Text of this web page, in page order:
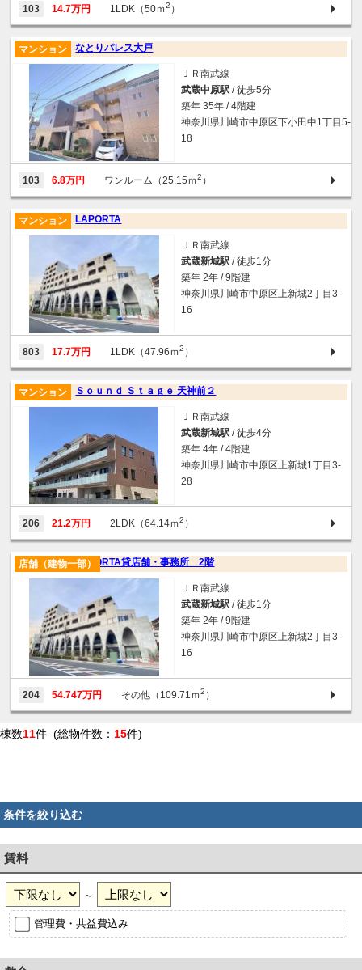
103 14.7万円 1LDK（50ｍ2 ）
なとりパレス大戸
マンション
ＪＲ南武線
武蔵中原駅 / 徒歩5分
築年 35年 / 4階建
神奈川県川崎市中原区下小田中1丁目5-
18
103 6.8万円 ワンルーム（25.15ｍ2 ）
LAPORTA
マンション
ＪＲ南武線
武蔵新城駅 / 徒歩1分
築年 2年 / 9階建
神奈川県川崎市中原区上新城2丁目3-
16
803 17.7万円 1LDK（47.96ｍ2 ）
Ｓｏｕｎｄ Ｓｔａｇｅ 天神前２
マンション
ＪＲ南武線
武蔵新城駅 / 徒歩4分
築年 4年 / 4階建
神奈川県川崎市中原区上新城1丁目3-
28
206 21.2万円 2LDK（64.14ｍ2 ）
LAPORTA貸店舗・事務所 2階
店舗（建物一部）
ＪＲ南武線
武蔵新城駅 / 徒歩1分
築年 2年 / 9階建
神奈川県川崎市中原区上新城2丁目3-
16
204 54.747万円 その他（109.71ｍ2 ）
棟数11件 (総物件数： 15件)
条件を絞り込む
賃料
～
管理費・共益費込み